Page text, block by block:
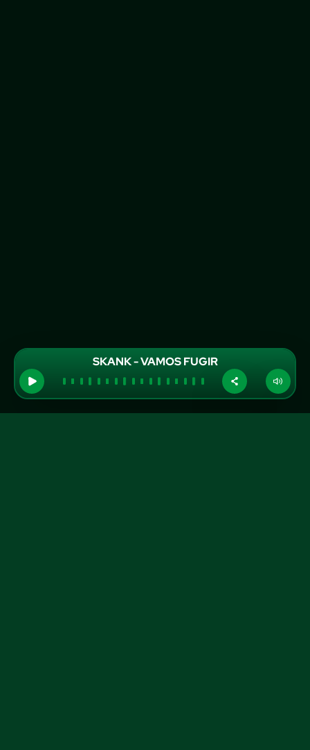
SKANK - VAMOS FUGIR